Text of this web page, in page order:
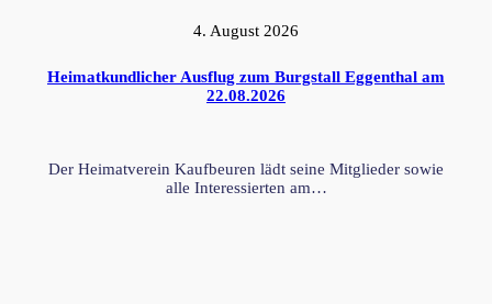
4. August 2026
Heimatkundlicher Ausflug zum Burgstall Eggenthal am
22.08.2026
Der Heimatverein Kaufbeuren lädt seine Mitglieder sowie
alle Interessierten am…